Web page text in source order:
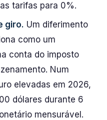
tarifas para 0%.
giro. Um diferimento
como um
conta do imposto
Num
elevadas em 2026,
dólares durante 6
mensurável.